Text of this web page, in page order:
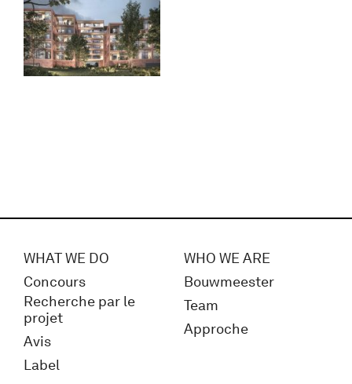
WHAT WE DO
Concours
Recherche par le
projet
Avis
Label
WHO WE ARE
Bouwmeester
Team
Approche